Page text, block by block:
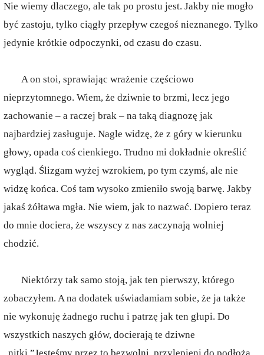
Nie wiemy dlaczego, ale tak po prostu jest. Jakby nie mogło
być zastoju, tylko ciągły przepływ czegoś nieznanego. Tylko
jedynie krótkie odpoczynki, od czasu do czasu.
A on stoi, sprawiając wrażenie częściowo
nieprzytomnego. Wiem, że dziwnie to brzmi, lecz jego
zachowanie – a raczej brak – na taką diagnozę jak
najbardziej zasługuje. Nagle widzę, że z góry w kierunku
głowy, opada coś cienkiego. Trudno mi dokładnie określić
wygląd. Ślizgam wyżej wzrokiem, po tym czymś, ale nie
widzę końca. Coś tam wysoko zmieniło swoją barwę. Jakby
jakaś żółtawa mgła. Nie wiem, jak to nazwać. Dopiero teraz
do mnie dociera, że wszyscy z nas zaczynają wolniej
chodzić.
Niektórzy tak samo stoją, jak ten pierwszy, którego
zobaczyłem. A na dodatek uświadamiam sobie, że ja także
nie wykonuję żadnego ruchu i patrzę jak ten głupi. Do
wszystkich naszych głów, docierają te dziwne